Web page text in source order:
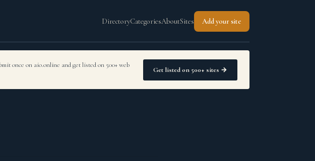
DirectoryCategoriesAboutSites Add your site
once on aio.online and get listed on 500+ web
Get listed on 500+ sites →